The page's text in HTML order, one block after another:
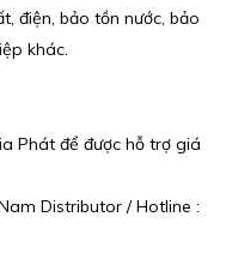
điện, bảo tồn nước, bảo
khác.
Phát để được hỗ trợ giá
Distributor / Hotline :